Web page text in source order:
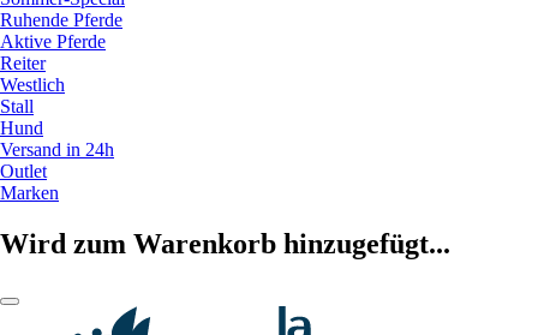
Ruhende Pferde
Aktive Pferde
Reiter
Westlich
Stall
Hund
Versand in 24h
Outlet
Marken
Wird zum Warenkorb hinzugefügt...